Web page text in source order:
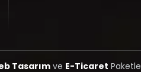
Tasarımve E-Ticaret